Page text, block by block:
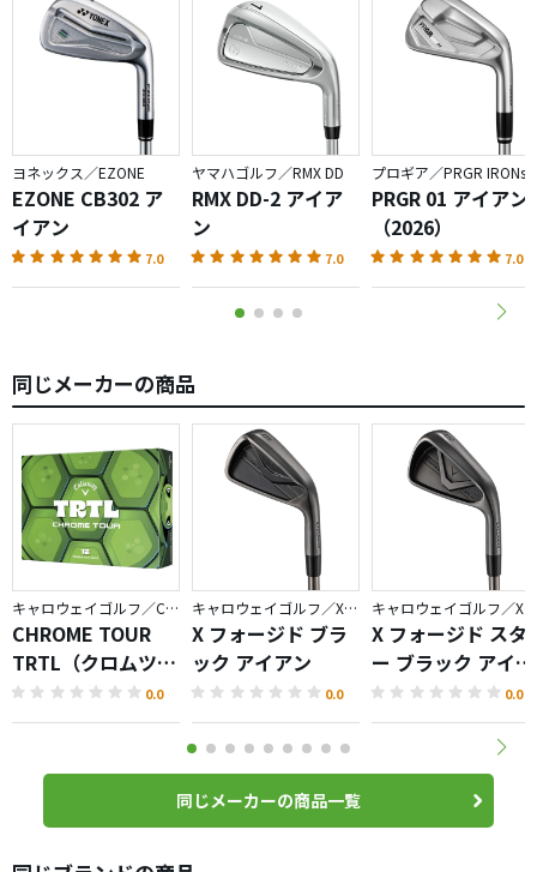
ヨネックス／EZONE
EZONE CB302 ア
イアン
7.0
ヤマハゴルフ／RMX DD
RMX DD-2 アイア
ン
7.0
プロギア／PRGR IRONs
PRGR 01 アイアン
（2026）
7.0
同じメーカーの商品
キャロウェイゴルフ／CHROME
CHROME TOUR
TRTL（クロムツア
ータートル）ボー
ル
0.0
キャロウェイゴルフ／X FORGED
X フォージド ブラ
ック アイアン
0.0
X フォージド スタ
ー ブラック アイア
ン
0.0
同じメーカーの商品一覧